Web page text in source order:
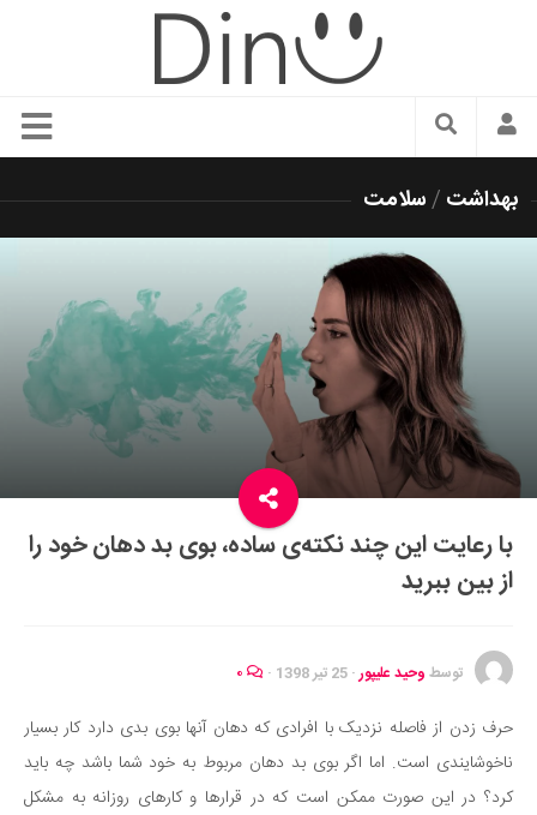
سبک زندگی
زیبایی و آرایش
شیک پوشی
دکوراسیون و چیدمان
غذا
رستوران گردی
آشپزی
سفر و گردشگری
ایران گردی
جهان گردی
موفقیت و مهارت‌های فردی
تغذیه سالم
بهداشت
بهداشت /سلامت
با رعایت این چند نکته‌ی ساده، بوی بد دهان خود را
از بین ببرید
توسط وحید علیپور· 25 تیر 1398 ·
حرف زدن از فاصله نزدیک با افرادی که دهان آنها بوی بدی دارد کار بسیار
ناخوشایندی است. اما اگر بوی بد دهان مربوط به خود شما باشد چه باید
کرد؟ در این صورت ممکن است که در قرارها و کارهای روزانه به مشکل